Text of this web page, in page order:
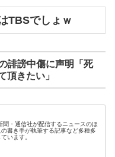
TBSでしょｗ
誹謗中傷に声明「死
頂きたい」
聞・通信社が配信するニュースのほ
書き手が執筆する記事など多種多
います。